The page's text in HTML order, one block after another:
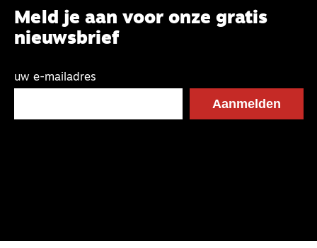
Meld je aan voor onze gratis
nieuwsbrief
uw e-mailadres